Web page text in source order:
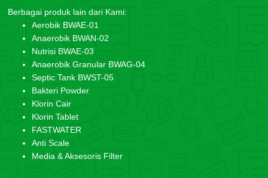
Berbagai produk lain dari Kami:
Aerobik BWAE-01
Anaerobik BWAN-02
Nutrisi BWAE-03
Anaerobik Granular BWAG-04
Septic Tank BWST-05
Bakteri Powder
Klorin Cair
Klorin Tablet
FASTWATER
Anti Scale
Media & Aksesoris Filter